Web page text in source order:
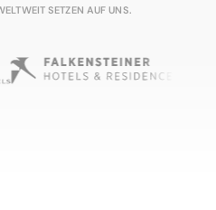
SETZEN AUF UNS.